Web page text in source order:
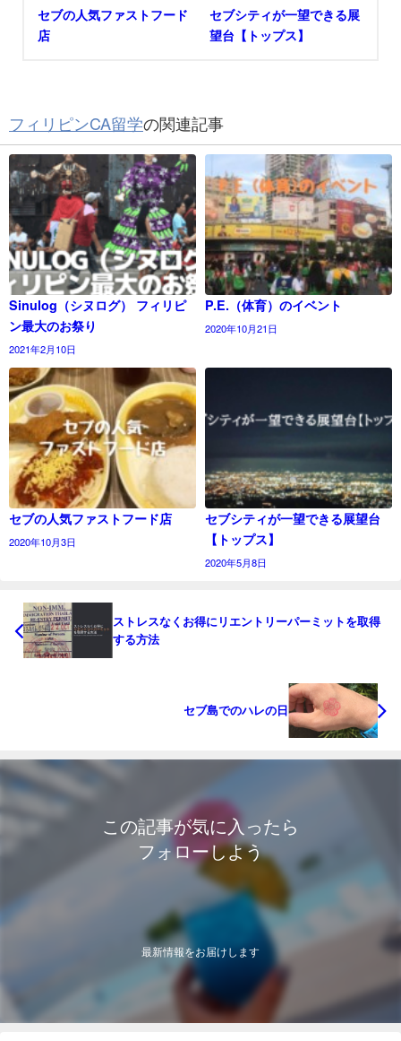
セブの人気ファストフード
店
セブシティが一望できる展
望台【トップス】
フィリピンCA留学の関連記事
Sinulog（シヌログ） フィリピ
ン最大のお祭り
2021年2月10日
P.E.（体育）のイベント
2020年10月21日
セブの人気ファストフード店
2020年10月3日
セブシティが一望できる展望台
【トップス】
2020年5月8日
ストレスなくお得にリエントリーパーミットを取得
する方法
セブ島でのハレの日
この記事が気に入ったら
フォローしよう
最新情報をお届けします